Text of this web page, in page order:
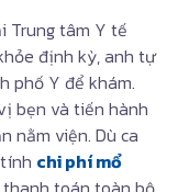
Trung tâm Y tế
định kỳ, anh tự
phố Y để khám.
bẹn và tiến hành
nằm viện. Dù ca
chi phí mổ